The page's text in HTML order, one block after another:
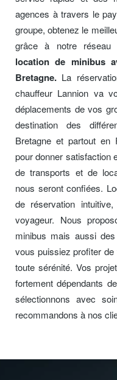
agences à travers le
groupe, obtenez le
grâce à notre réseau
location de minibus
Bretagne. La
chauffeur Lannion va
déplacements de vos
destination des
Bretagne et partout en
pour donner satisfaction
de transports et de
nous seront confiées.
de réservation
voyageur. Nous
minibus mais aussi
vous puissiez profiter
toute sérénité. Vos
fortement dépendants
sélectionnons avec
recommandons à nos